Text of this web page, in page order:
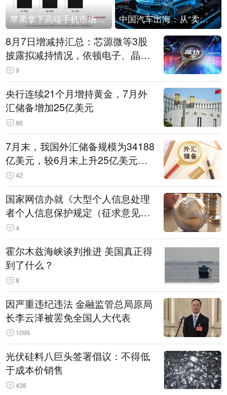
苹果拿下高端手机市场65%的份额：iPhone 17系列功不可没 中国汽车出海：从“卖出去”到“走进去”
8月7日增减持汇总：芯源微等3股
披露拟减持情况，依顿电子、晶华
微拟增持（表）
9
央行连续21个月增持黄金，7月外
汇储备增加25亿美元
86
7月末，我国外汇储备规模为34188
亿美元，较6月末上升25亿美元，
升幅为0.07%
42
国家网信办就《大型个人信息处理
者个人信息保护规定（征求意见
稿）》公开征求意见
4
霍尔木兹海峡谈判推进 美国真正得
到了什么？
8
因严重违纪违法 金融监管总局原局
长李云泽被罢免全国人大代表
1099
光伏硅料八巨头签署倡议：不得低
于成本价销售
438